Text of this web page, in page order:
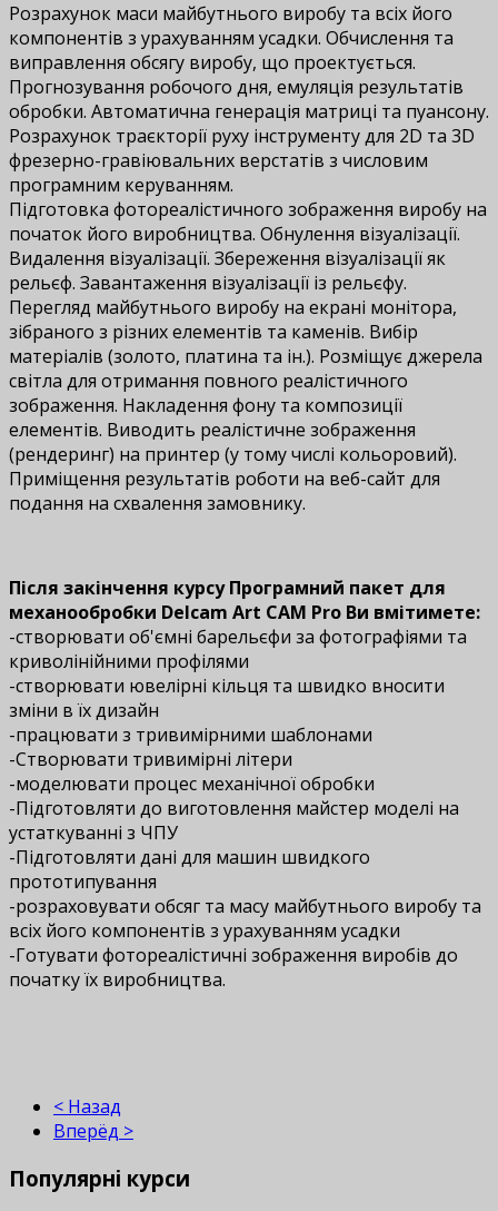
Розрахунок маси майбутнього виробу та всіх його
компонентів з урахуванням усадки. Обчислення та
виправлення обсягу виробу, що проектується.
Прогнозування робочого дня, емуляція результатів
обробки. Автоматична генерація матриці та пуансону.
Розрахунок траєкторії руху інструменту для 2D та 3D
фрезерно-гравіювальних верстатів з числовим
програмним керуванням.
Підготовка фотореалістичного зображення виробу на
початок його виробництва. Обнулення візуалізації.
Видалення візуалізації. Збереження візуалізації як
рельєф. Завантаження візуалізації із рельєфу.
Перегляд майбутнього виробу на екрані монітора,
зібраного з різних елементів та каменів. Вибір
матеріалів (золото, платина та ін.). Розміщує джерела
світла для отримання повного реалістичного
зображення. Накладення фону та композиції
елементів. Виводить реалістичне зображення
(рендеринг) на принтер (у тому числі кольоровий).
Приміщення результатів роботи на веб-сайт для
подання на схвалення замовнику.
Після закінчення курсу Програмний пакет для
механообробки Delcam Art CAM Pro Ви вмітимете:
-створювати об'ємні барельєфи за фотографіями та
криволінійними профілями
-створювати ювелірні кільця та швидко вносити
зміни в їх дизайн
-працювати з тривимірними шаблонами
-Створювати тривимірні літери
-моделювати процес механічної обробки
-Підготовляти до виготовлення майстер моделі на
устаткуванні з ЧПУ
-Підготовляти дані для машин швидкого
прототипування
-розраховувати обсяг та масу майбутнього виробу та
всіх його компонентів з урахуванням усадки
-Готувати фотореалістичні зображення виробів до
початку їх виробництва.
< Назад
Вперёд >
Популярні курси